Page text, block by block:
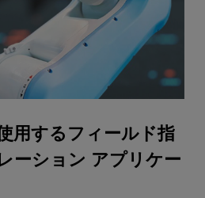
用するフィールド指
ーション アプリケー